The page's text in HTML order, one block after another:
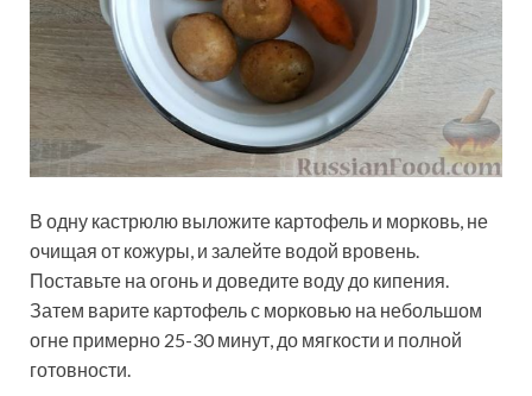
В одну кастрюлю выложите картофель и морковь, не
очищая от кожуры, и залейте водой вровень.
Поставьте на огонь и доведите воду до кипения.
Затем варите картофель с морковью на небольшом
огне примерно 25-30 минут, до мягкости и полной
готовности.